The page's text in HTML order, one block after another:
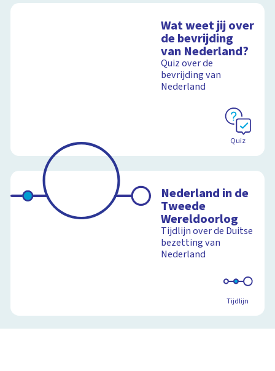
Wat weet jij over
de bevrijding
van Nederland?
Quiz over de
bevrijding van
Nederland
Quiz
Nederland in de
Tweede
Wereldoorlog
Tijdlijn over de Duitse
bezetting van
Nederland
Tijdlijn